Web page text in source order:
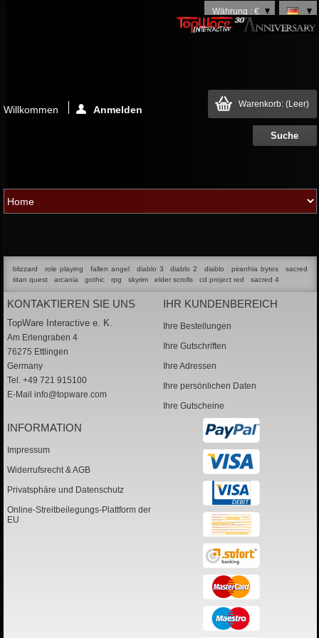
Währung : €
Warenkorb: (Leer)
Willkommen Anmelden
blizzard role playing fallen angel diablo 3 diablo 2 diablo piranhia bytes
sacred
titan quest
arcania gothic rpg skyrim elder scrolls cd project red sacred 4
KONTAKTIEREN SIE UNS
TopWare Interactive e. K.
Am Erlengraben 4
76275 Ettlingen
Germany
Tel. +49 721 915100
E-Mail info@topware.com
IHR KUNDENBEREICH
Ihre Bestellungen
Ihre Gutschriften
Ihre Adressen
Ihre persönlichen Daten
Ihre Gutscheine
INFORMATION
Impressum
Widerrufsrecht & AGB
Privatsphäre und Datenschutz
Online-Streitbeilegungs-Plattform der
EU